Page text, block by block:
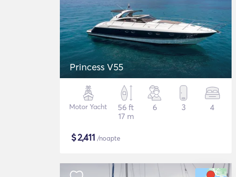
Princess V55
Motor Yacht
56 ft
17 m
6 3 4
$2,411 /noapte